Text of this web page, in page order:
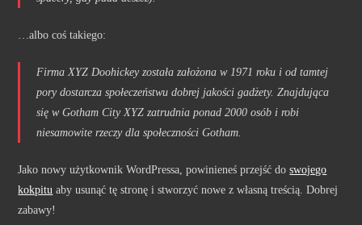
…albo coś takiego:
Firma XYZ Doohickey została założona w 1971 roku i od tamtej
pory dostarcza społeczeństwu dobrej jakości gadżety. Znajdująca
się w Gotham City XYZ zatrudnia ponad 2000 osób i robi
niesamowite rzeczy dla społeczności Gotham.
Jako nowy użytkownik WordPressa, powinieneś przejść doswojego
kokpitu aby usunąć tę stronę i stworzyć nowe z własną treścią. Dobrej
zabawy!